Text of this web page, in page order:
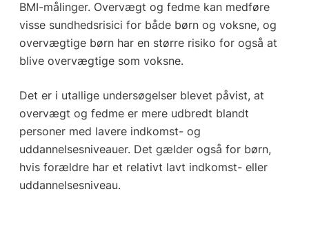
BMI-målinger. Overvægt og fedme kan medføre
visse sundhedsrisici for både børn og voksne, og
overvægtige børn har en større risiko for også at
blive overvægtige som voksne.
Det er i utallige undersøgelser blevet påvist, at
overvægt og fedme er mere udbredt blandt
personer med lavere indkomst- og
uddannelsesniveauer. Det gælder også for børn,
hvis forældre har et relativt lavt indkomst- eller
uddannelsesniveau.